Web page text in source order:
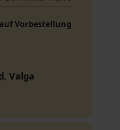
Vorbestellung
Valga